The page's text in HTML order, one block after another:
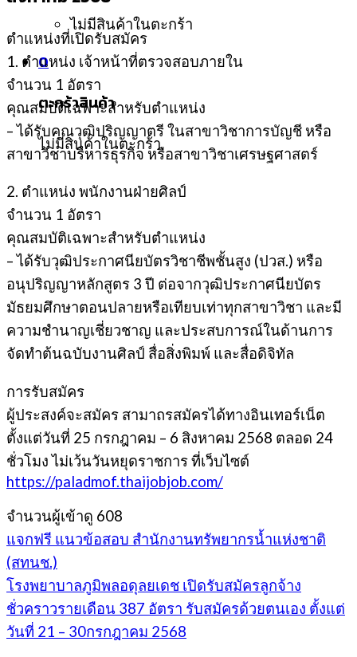
ไม่มีสินค้าในตะกร้า
0
ตะกร้าสินค้า
ไม่มีสินค้าในตะกร้า
ตำแหน่งที่เปิดรับสมัคร
1. ตำแหน่ง เจ้าหน้าที่ตรวจสอบภายใน
จํานวน 1 อัตรา
คุณสมบัติเฉพาะสําหรับตําแหน่ง
– ได้รับคุณวุฒิปริญญาตรี ในสาขาวิชาการบัญชี หรือ
สาขาวิชาบริหารธุรกิจ หรือสาขาวิชาเศรษฐศาสตร์
2. ตำแหน่ง พนักงานฝ่ายศิลป์
จำนวน 1 อัตรา
คุณสมบัติเฉพาะสําหรับตําแหน่ง
– ได้รับวุฒิประกาศนียบัตรวิชาชีพชั้นสูง (ปวส.) หรือ
อนุปริญญาหลักสูตร 3 ปี ต่อจากวุฒิประกาศนียบัตร
มัธยมศึกษาตอนปลายหรือเทียบเท่าทุกสาขาวิชา และมี
ความชำนาญเชี่ยวชาญ และประสบการณ์ในด้านการ
จัดทำต้นฉบับงานศิลป์ สื่อสิ่งพิมพ์ และสื่อดิจิทัล
การรับสมัคร
ผู้ประสงค์จะสมัคร สามาถรสมัครได้ทางอินเทอร์เน็ต
ตั้งแต่วันที่ 25 กรกฎาคม – 6 สิงหาคม 2568 ตลอด 24
ชั่วโมง ไม่เว้นวันหยุดราชการ ที่เว็บไซต์
https://paladmof.thaijobjob.com/
จำนวนผู้เข้าดู 608
แจกฟรี แนวข้อสอบ สำนักงานทรัพยากรน้ำแห่งชาติ
(สทนช.)
โรงพยาบาลภูมิพลอดุลยเดช เปิดรับสมัครลูกจ้าง
ชั่วคราวรายเดือน 387 อัตรา รับสมัครด้วยตนเอง ตั้งแต่
วันที่ 21 – 30กรกฎาคม 2568